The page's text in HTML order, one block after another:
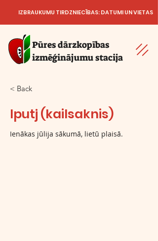
IZBRAUKUMU TIRDZNIECĪBAS: DATUMI UN VIETAS
Pūres dārzkopības
izmēģinājumu stacija
< Back
Iputj (kailsaknis)
Ienākas jūlija sākumā, lietū plaisā.